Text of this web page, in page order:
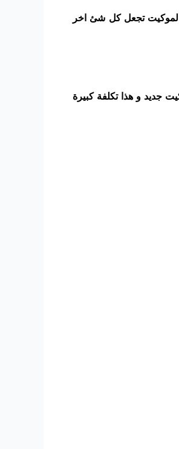
تجعل كل شئ اخر
جديد و هذا تكلفة كبيرة